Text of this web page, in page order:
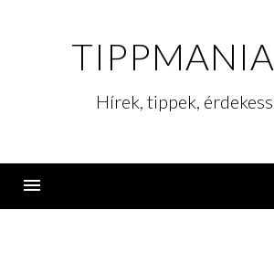
Hírek, tippek,